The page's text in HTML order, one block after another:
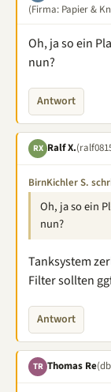
(Firma: Papier &
Oh, ja so ein
nun?
Antwort
RX Ralf X.
BirnKichler S.
Oh, ja so ein
nun?
Tanksystem
Filter sollten
Antwort
TR Thomas Re